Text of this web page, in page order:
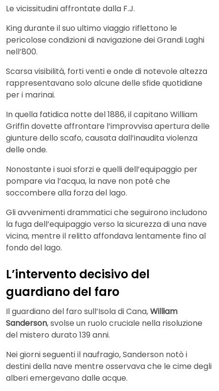
Le vicissitudini affrontate dalla F.J.
King durante il suo ultimo viaggio riflettono le
pericolose condizioni di navigazione dei Grandi Laghi
nell’800.
Scarsa visibilità, forti venti e onde di notevole altezza
rappresentavano solo alcune delle sfide quotidiane
per i marinai.
In quella fatidica notte del 1886, il capitano William
Griffin dovette affrontare l’improvvisa apertura delle
giunture dello scafo, causata dall’inaudita violenza
delle onde.
Nonostante i suoi sforzi e quelli dell’equipaggio per
pompare via l’acqua, la nave non poté che
soccombere alla forza del lago.
Gli avvenimenti drammatici che seguirono includono
la fuga dell’equipaggio verso la sicurezza di una nave
vicina, mentre il relitto affondava lentamente fino al
fondo del lago.
L’intervento decisivo del
guardiano del faro
Il guardiano del faro sull’Isola di Cana,William
Sanderson, svolse un ruolo cruciale nella risoluzione
del mistero durato 139 anni.
Nei giorni seguenti il naufragio, Sanderson notò i
destini della nave mentre osservava che le cime degli
alberi emergevano dalle acque.